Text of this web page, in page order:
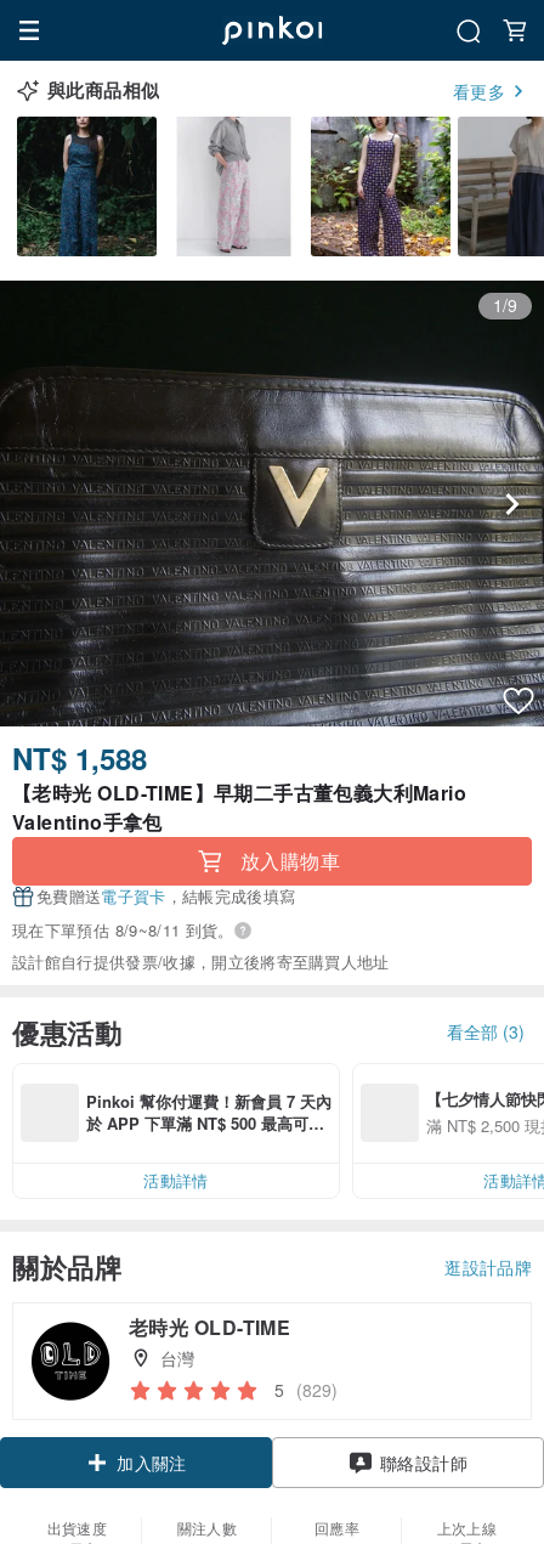
與此商品相似 看更多
1/9
NT$ 1,588
【老時光 OLD-TIME】早期二手古董包義大利Mario
Valentino手拿包
放入購物車
免費贈送電子賀卡 ，結帳完成後填寫
現在下單預估 8/9~8/11 到貨。
設計館自行提供發票/收據，開立後將寄至購買人地址
優惠活動 看全部 (3)
Pinkoi 幫你付運費！新會員 7 天內
於 APP 下單滿 NT$ 500 最高可折
活動詳情
【七夕情人節
用 APP 購買任
滿 NT$ 2,500
活動詳
關於品牌 逛設計品牌
老時光 OLD-TIME
台灣
5 (829)
加入關注 聯絡設計師
出貨速度
關注人數
回應率
上次上線